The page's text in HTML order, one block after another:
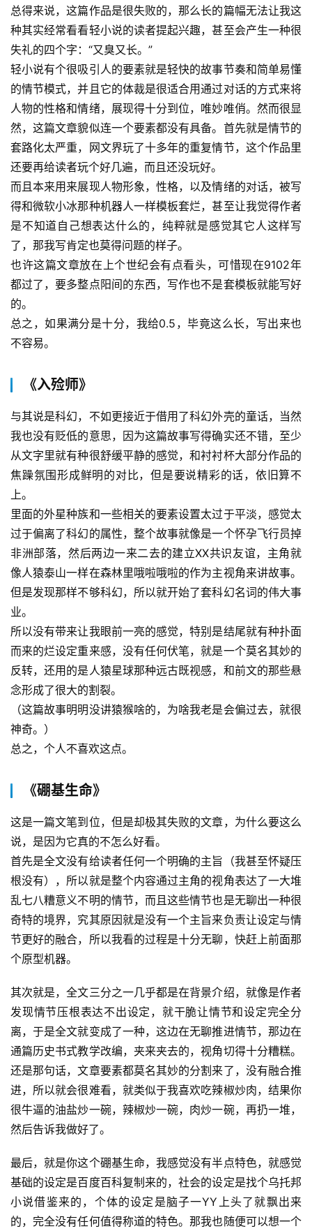
零
重
力
科
幻
征
文
稿
文
章
总得来说，这篇作品是很失败的，那么长的篇幅无法让我这
种其实经常看看轻小说的读者提起兴趣，甚至会产生一种很
失礼的四个字：“又臭又长。”
轻小说有个很吸引人的要素就是轻快的故事节奏和简单易懂
的情节模式，并且它的体裁是很适合用通过对话的方式来将
人物的性格和情绪，展现得十分到位，唯妙唯俏。然而很显
然，这篇文章貌似连一个要素都没有具备。首先就是情节的
套路化太严重，网文界玩了十多年的重复情节，这个作品里
还要再给读者玩个好几遍，而且还没玩好。
而且本来用来展现人物形象，性格，以及情绪的对话，被写
得和微软小冰那种机器人一样模板套烂，甚至让我觉得作者
是不知道自己想表达什么的，纯粹就是感觉其它人这样写
了，那我写肯定也莫得问题的样子。
也许这篇文章放在上个世纪会有点看头，可惜现在9102年
都过了，要多整点阳间的东西，写作也不是套模板就能写好
的。
总之，如果满分是十分，我给0.5，毕竟这么长，写出来也
不容易。
《入殓师》
与其说是科幻，不如更接近于借用了科幻外壳的童话，当然
我也没有贬低的意思，因为这篇故事写得确实还不错，至少
从文字里就有种很舒缓平静的感觉，和衬衬杯大部分作品的
焦躁氛围形成鲜明的对比，但是要说精彩的话，依旧算不
上。
里面的外星种族和一些相关的要素设置太过于平淡，感觉太
过于偏离了科幻的属性，整个故事就像是一个怀孕飞行员掉
非洲部落，然后两边一来二去的建立XX共识友谊，主角就
像人猿泰山一样在森林里哦啦哦啦的作为主视角来讲故事。
但是发现那样不够科幻，所以就开始了套科幻名词的伟大事
业。
所以没有带来让我眼前一亮的感觉，特别是结尾就有种扑面
而来的烂设定重来感，没有任何伏笔，就是一个莫名其妙的
反转，还用的是人猿星球那种远古既视感，和前文的那些悬
念形成了很大的割裂。
（这篇故事明明没讲猿猴啥的，为啥我老是会偏过去，就很
神奇。）
总之，个人不喜欢这点。
《硼基生命》
这是一篇文笔到位，但是却极其失败的文章，为什么要这么
说，是因为它真的不怎么好看。
首先是全文没有给读者任何一个明确的主旨（我甚至怀疑压
根没有），所以就是整个内容通过主角的视角表达了一大堆
乱七八糟意义不明的情节，而且这些情节也是无聊出一种很
奇特的境界，究其原因就是没有一个主旨来负责让设定与情
节更好的融合，所以我看的过程是十分无聊，快赶上前面那
个原型机器。
其次就是，全文三分之一几乎都是在背景介绍，就像是作者
发现情节压根表达不出设定，就干脆让情节和设定完全分
离，于是全文就变成了一种，这边在无聊推进情节，那边在
通篇历史书式教学改编，夹来夹去的，视角切得十分糟糕。
还是那句话，文章要素都莫名其妙的分割来了，没有融合推
进，所以就会很难看，就类似于我喜欢吃辣椒炒肉，结果你
很牛逼的油盐炒一碗，辣椒炒一碗，肉炒一碗，再扔一堆，
然后告诉我做好了。
最后，就是你这个硼基生命，我感觉没有半点特色，就感觉
基础的设定是百度百科复制来的，社会的设定是找个乌托邦
小说借鉴来的，个体的设定是脑子一YY上头了就飘出来
的，完全没有任何值得称道的特色。那我也随便可以想一个